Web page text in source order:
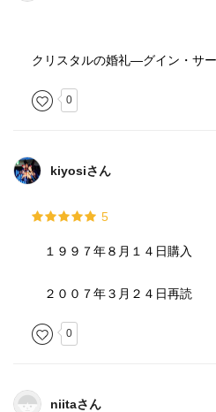
クリスタルの婚礼―グイン・サ
0
kiyosiさん
5
１９９７年８月１４日購入
２００７年３月２４日再読
0
niitaさん